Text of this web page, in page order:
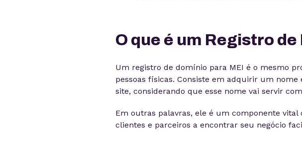
O que é um Registro
Um registro de domínio para MEI é o mesmo
pessoas físicas. Consiste em adquirir um
site, considerando que esse nome vai servir
Em outras palavras, ele é um componente
clientes e parceiros a encontrar seu negócio